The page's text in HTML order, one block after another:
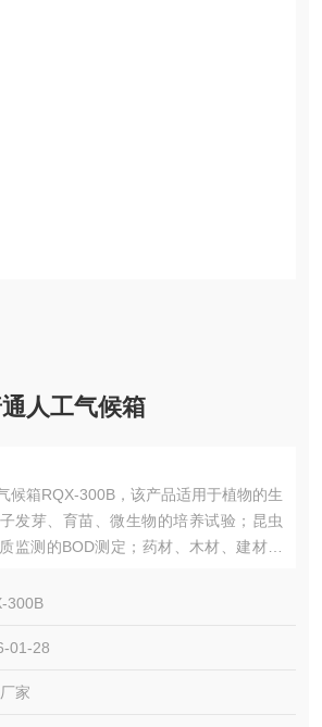
人工气候箱
候箱RQX-300B，该产品适用于植物的生
发芽、育苗、微生物的培养试验；昆虫
监测的BOD测定；药材、木材、建材的
300B
01-28
家